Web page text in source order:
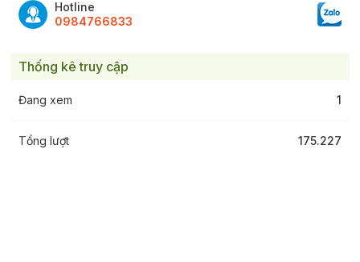
Hotline
0984766833
Thống kê truy cập
Đang xem 1
Tổng lượt 175.227